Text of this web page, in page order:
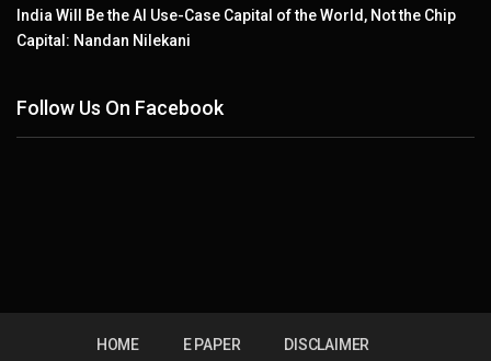
India Will Be the AI Use-Case Capital of the World, Not the Chip
Capital: Nandan Nilekani
Follow Us On Facebook
HOME E PAPER DISCLAIMER